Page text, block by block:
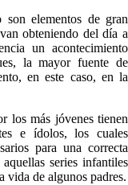
elementos de gran
obteniendo del día a
un acontecimiento
la mayor fuente de
en este caso, en la
los más jóvenes tienen
e ídolos, los cuales
para una correcta
series infantiles
vida de algunos padres.